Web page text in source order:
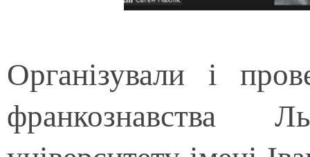
Організували і
франкознавства